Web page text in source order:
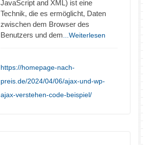
JavaScript and XML) ist eine
Technik, die es ermöglicht, Daten
zwischen dem Browser des
Benutzers und dem ...Weiterlesen
https://homepage-nach-
preis.de/2024/04/06/ajax-und-wp-
ajax-verstehen-code-beispiel/